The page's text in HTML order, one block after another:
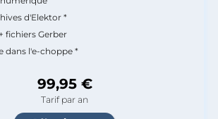
d'Elektor *
fichiers Gerber
dans l'e-choppe *
99,95 €
Tarif par an